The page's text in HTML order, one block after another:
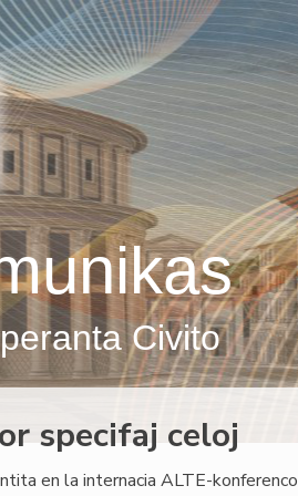
Civito
specifaj celoj
en la internacia ALTE-konferenco